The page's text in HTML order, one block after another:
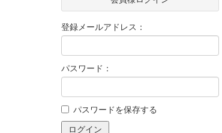
登録メールアドレス：
パスワード：
パスワードを保存する